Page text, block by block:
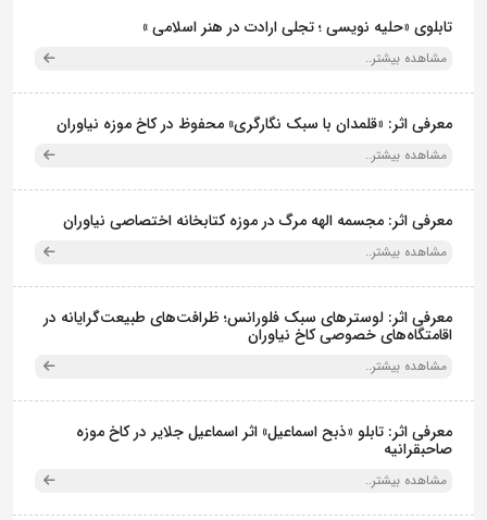
تابلوی «حلیه نویسی ؛ تجلی ارادت در هنر اسلامی »
مشاهده بیشتر..
معرفی اثر: «قلمدان با سبک نگارگری» محفوظ در کاخ موزه نیاوران
مشاهده بیشتر..
معرفی اثر: مجسمه الهه مرگ در موزه کتابخانه اختصاصی نیاوران
مشاهده بیشتر..
معرفی اثر: لوسترهای سبک فلورانس؛ ظرافت‌های طبیعت‌گرایانه در
اقامتگاه‌های خصوصی کاخ نیاوران
مشاهده بیشتر..
معرفی اثر: تابلو «ذبح اسماعیل» اثر اسماعیل جلایر در کاخ موزه
صاحبقرانیه
مشاهده بیشتر..